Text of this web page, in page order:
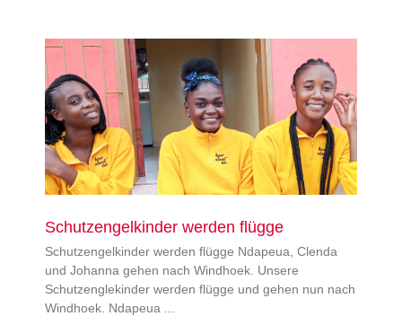
Schutzengelkinder werden flügge
Schutzengelkinder werden flügge Ndapeua, Clenda
und Johanna gehen nach Windhoek. Unsere
Schutzenglekinder werden flügge und gehen nun nach
Windhoek. Ndapeua